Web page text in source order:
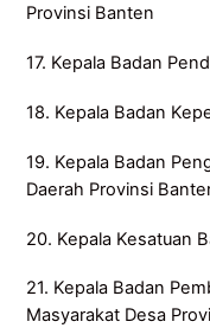
Provinsi Banten
17. Kepala Badan
18. Kepala Badan
19. Kepala Badan
Daerah Provinsi
20. Kepala Kesatuan
21. Kepala Badan
Masyarakat Desa